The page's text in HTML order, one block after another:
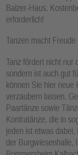
Balzer-Haus.
erforderlich!
Tanzen macht Freude
Tanz fördert nicht nur
sondern ist auch gut
können Sie hier neue
verzaubern lassen.
Paartänze sowie
Kontratänze, die in
jeden ist etwas
der Burgwiesenhalle,